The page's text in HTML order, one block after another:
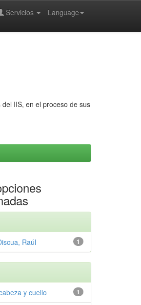
Language
Servicios
IIS, en el proceso de sus
1
Raúl
1
y cuello